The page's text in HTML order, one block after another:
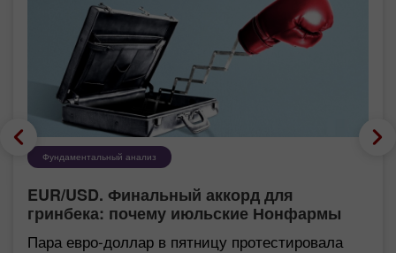
Фундаментальный анализ
EUR/USD. Финальный аккорд для
гринбека: почему июльские Нонфармы
еще хуже, чем кажутся
Пара евро-доллар в пятницу протестировала